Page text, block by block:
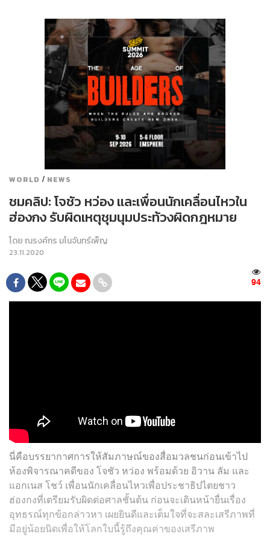
WORLD / NEWS
ชมคลิป: โจชัว หว่อง และเพื่อนนักเคลื่อนไหวใน
ฮ่องกง รับผิดเหตุชุมนุมประท้วงผิดกฎหมาย
โดยณรงค์กร มโนจันทร์เพ็ญ
23.11.2020
94
นี่คือบรรยากาศการให้สัมภาษณ์ของสื่อมวลชนก่อนเข้าไป
ห้องพิจารณาคดีของ โจชัว หว่อง พร้อมด้วย อิวาน ลัม และ
แอกเนส โชว์ เพื่อนนักเคลื่อนไหวเพื่อประชาธิปไตยชาว
ฮ่องกงที่เตรียมรับผิดต่อศาลชั้นต้น ก่อนจะเดินหน้ายื่นเรื่อง
อุทธรณ์ทุกข้อกล่าวหา เผยยินดีและเต็มใจที่จะสละเสรีภาพที่
มีอยู่น้อยนิดเพื่อให้โลกใบนี้รู้ถึงคุณค่าของเสรีภาพ